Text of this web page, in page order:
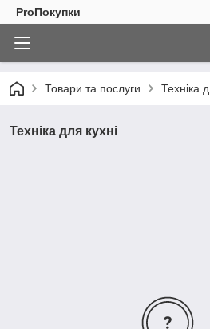
ProПокупки
Товари та послуги Техніка
Техніка для кухні